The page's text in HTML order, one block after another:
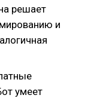
решает
и
умеет